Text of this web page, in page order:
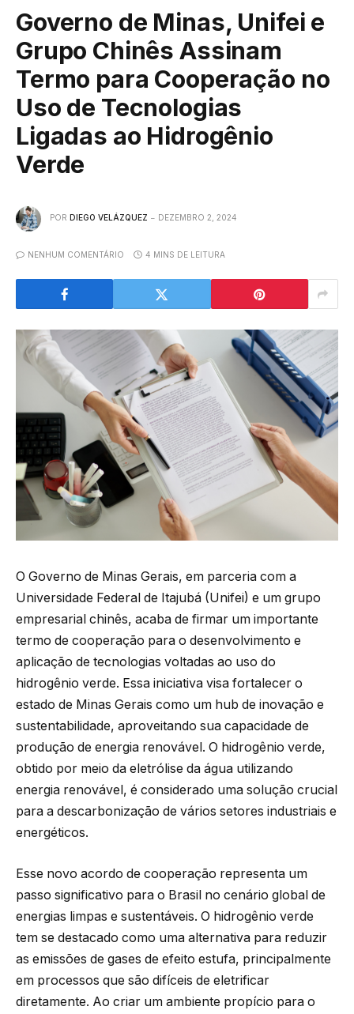
Governo de Minas, Unifei e
Grupo Chinês Assinam
Termo para Cooperação no
Uso de Tecnologias
Ligadas ao Hidrogênio
Verde
POR DIEGO VELÁZQUEZ DEZEMBRO 2, 2024
NENHUM COMENTÁRIO 4 MINS DE LEITURA
O Governo de Minas Gerais, em parceria com a
Universidade Federal de Itajubá (Unifei) e um grupo
empresarial chinês, acaba de firmar um importante
termo de cooperação para o desenvolvimento e
aplicação de tecnologias voltadas ao uso do
hidrogênio verde. Essa iniciativa visa fortalecer o
estado de Minas Gerais como um hub de inovação e
sustentabilidade, aproveitando sua capacidade de
produção de energia renovável. O hidrogênio verde,
obtido por meio da eletrólise da água utilizando
energia renovável, é considerado uma solução crucial
para a descarbonização de vários setores industriais e
energéticos.
Esse novo acordo de cooperação representa um
passo significativo para o Brasil no cenário global de
energias limpas e sustentáveis. O hidrogênio verde
tem se destacado como uma alternativa para reduzir
as emissões de gases de efeito estufa, principalmente
em processos que são difíceis de eletrificar
diretamente. Ao criar um ambiente propício para o